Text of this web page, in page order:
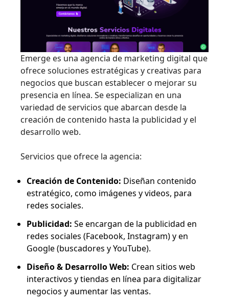
Emerge es una agencia de marketing digital que
ofrece soluciones estratégicas y creativas para
negocios que buscan establecer o mejorar su
presencia en línea. Se especializan en una
variedad de servicios que abarcan desde la
creación de contenido hasta la publicidad y el
desarrollo web.
Servicios que ofrece la agencia:
Creación de Contenido: Diseñan contenido
estratégico, como imágenes y videos, para
redes sociales.
Publicidad: Se encargan de la publicidad en
redes sociales (Facebook, Instagram) y en
Google (buscadores y YouTube).
Diseño & Desarrollo Web: Crean sitios web
interactivos y tiendas en línea para digitalizar
negocios y aumentar las ventas.